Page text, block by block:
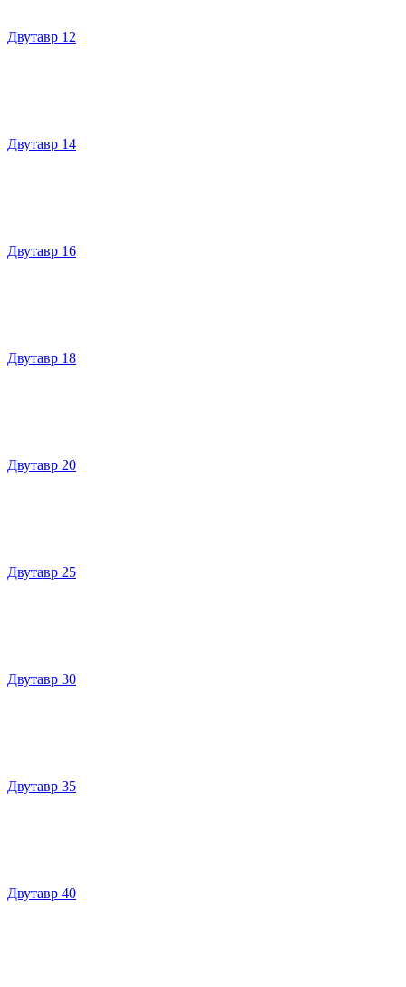
Двутавр 12
Двутавр 14
Двутавр 16
Двутавр 18
Двутавр 20
Двутавр 25
Двутавр 30
Двутавр 35
Двутавр 40